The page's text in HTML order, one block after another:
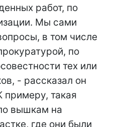
работ, по
Мы сами
в том числе
по
тех или
- рассказал он
примеру, такая
вышкам на
где они были